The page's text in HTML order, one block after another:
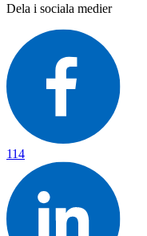
Dela i sociala medier
114